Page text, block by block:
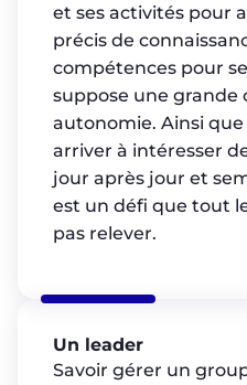
et ses activités pour
précis de
compétences pour
suppose une grande
autonomie. Ainsi
arriver à intéresser
jour après jour et
est un défi que tout
pas relever.
Un leader
Savoir gérer un